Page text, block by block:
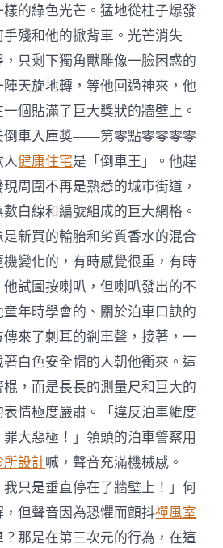
的綠色光芒。猛地從柱子爆發
殘和他的掀背車。光芒消失
只剩下獨角獸雕像一臉困惑的
天旋地轉，等他回過神來，他
個貼滿了巨大獎狀的牆壁上。
倒車入庫獎——第零點零零零零
人健康住宅是「倒車王」。他趕
周圍不再是熟悉的城市街道，
白線和編號組成的巨大網格。
新買的輪胎和劣質香水的混合
變化的，有時感覺很重，有時
試圖按喇叭，但喇叭發出的不
年時學會的、關於泊車口訣的
來了刺耳的剎車聲，接著，一
白色安全帽的人朝他衝來。這
，而是長長的測量尺和巨大的
情極度嚴肅。「違反泊車維度
大惡極！」領頭的泊車警察用
所設計喊，聲音充滿機械感。
我只是垂直停在了牆壁上！」何
但聲音因為恐懼而顫抖禪風室
？那是在第三次元的行為，在這